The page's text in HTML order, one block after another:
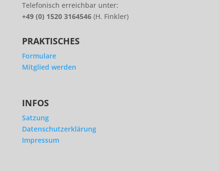
Telefonisch erreichbar unter:
+49 (0) 1520 3164546(H. Finkler)
PRAKTISCHES
Formulare
Mitglied werden
INFOS
Satzung
Datenschutzerklärung
Impressum